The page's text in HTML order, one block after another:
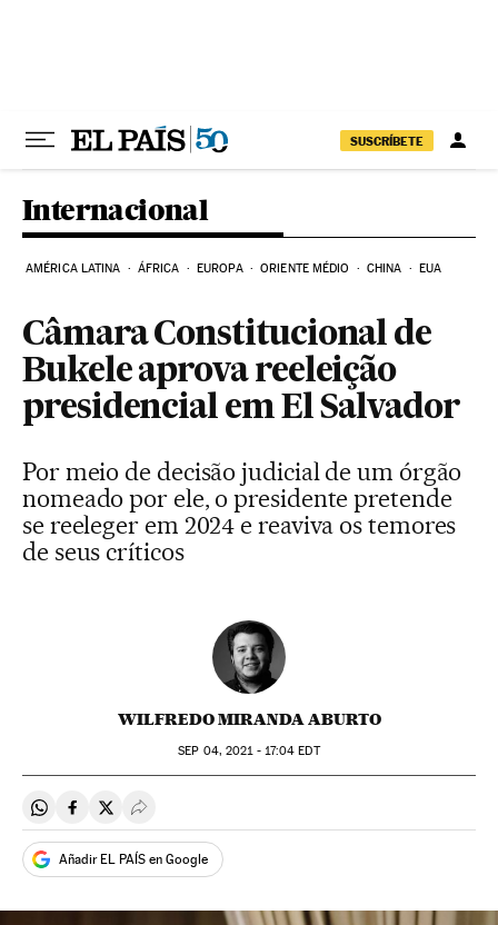
SUSCRÍBETE
Internacional
AMÉRICA LATINA ÁFRICA EUROPA ORIENTE MÉDIO CHINA EUA
Câmara Constitucional de
Bukele aprova reeleição
presidencial em El Salvador
Por meio de decisão judicial de um órgão
nomeado por ele, o presidente pretende
se reeleger em 2024 e reaviva os temores
de seus críticos
WILFREDO MIRANDA ABURTO
SEP 04, 2021 - 17:04 EDT
Compartir en Whatsapp
Compartir en Facebook
Compartir en Twitter
Desplegar Redes Sociales
Añadir EL PAÍS en Google